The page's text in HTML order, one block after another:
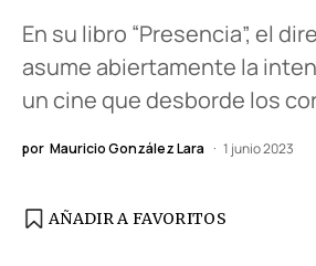
En su libro “Presencia”, el
asume abiertamente la
un cine que desborde los
por Mauricio González Lara 1 junio 2023
AÑADIR A FAVORITOS